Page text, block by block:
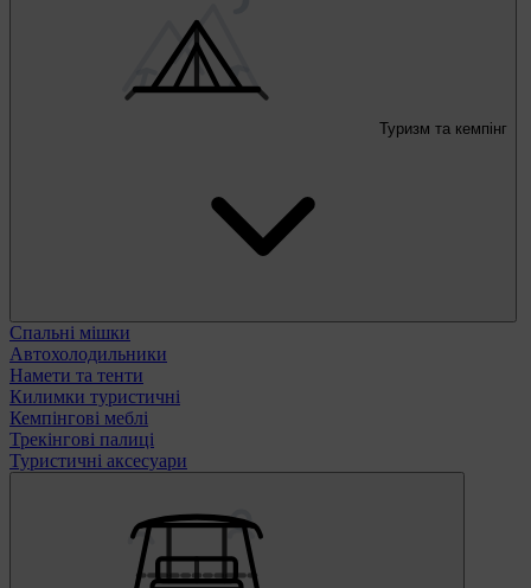
Туризм та кемпінг
Спальні мішки
Автохолодильники
Намети та тенти
Килимки туристичні
Кемпінгові меблі
Трекінгові палиці
Туристичні аксесуари